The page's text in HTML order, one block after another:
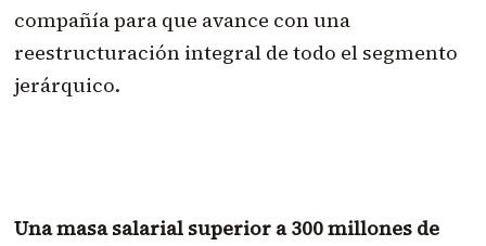
compañía para que avance con una
reestructuración integral de todo el segmento
jerárquico.
Una masa salarial superior a 300 millones de